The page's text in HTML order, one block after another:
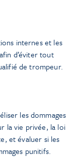
internes et les
d’éviter tout
de trompeur.
les dommages
la vie privée, la loi
et évaluer si les
punitifs.